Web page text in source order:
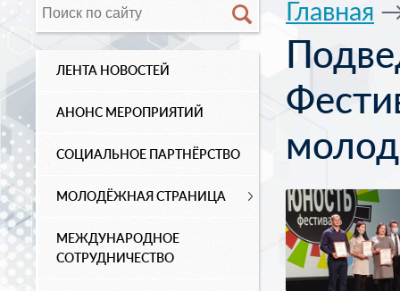
ЛЕНТА НОВОСТЕЙ
АНОНС МЕРОПРИЯТИЙ
СОЦИАЛЬНОЕ ПАРТНЁРСТВО
МОЛОДЁЖНАЯ СТРАНИЦА
МЕЖДУНАРОДНОЕ
СОТРУДНИЧЕСТВО
Главная